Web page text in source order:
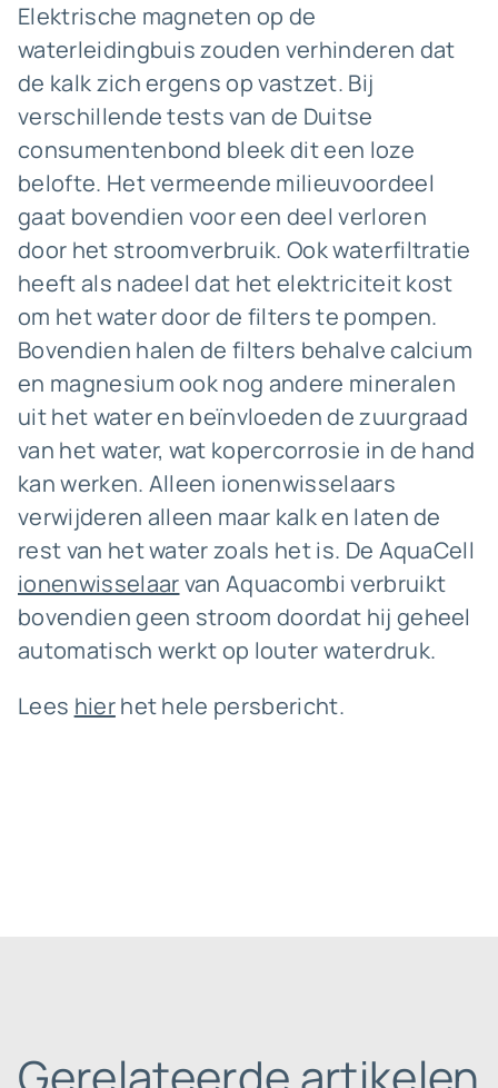
Elektrische magneten op de
waterleidingbuis zouden verhinderen dat
de kalk zich ergens op vastzet. Bij
verschillende tests van de Duitse
consumentenbond bleek dit een loze
belofte. Het vermeende milieuvoordeel
gaat bovendien voor een deel verloren
door het stroomverbruik. Ook waterfiltratie
heeft als nadeel dat het elektriciteit kost
om het water door de filters te pompen.
Bovendien halen de filters behalve calcium
en magnesium ook nog andere mineralen
uit het water en beïnvloeden de zuurgraad
van het water, wat kopercorrosie in de hand
kan werken. Alleen ionenwisselaars
verwijderen alleen maar kalk en laten de
rest van het water zoals het is. De AquaCell
ionenwisselaarvan Aquacombi verbruikt
bovendien geen stroom doordat hij geheel
automatisch werkt op louter waterdruk.
Lees hierhet hele persbericht.